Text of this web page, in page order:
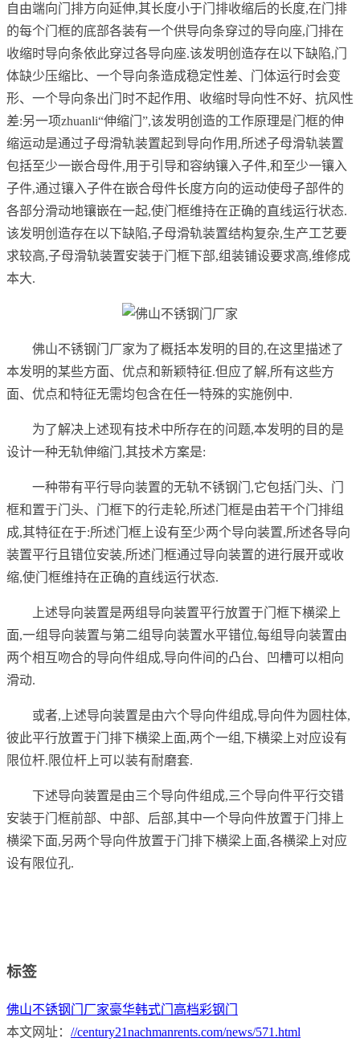
自由端向门排方向延伸,其长度小于门排收缩后的长度,在门排
的每个门框的底部各装有一个供导向条穿过的导向座,门排在
收缩时导向条依此穿过各导向座.该发明创造存在以下缺陷,门
体缺少压缩比、一个导向条造成稳定性差、门体运行时会变
形、一个导向条出门时不起作用、收缩时导向性不好、抗风性
差:另一项zhuanli“伸缩门”,该发明创造的工作原理是门框的伸
缩运动是通过子母滑轨装置起到导向作用,所述子母滑轨装置
包括至少一嵌合母件,用于引导和容纳镶入子件,和至少一镶入
子件,通过镶入子件在嵌合母件长度方向的运动使母子部件的
各部分滑动地镶嵌在一起,使门框维持在正确的直线运行状态.
该发明创造存在以下缺陷,子母滑轨装置结构复杂,生产工艺要
求较高,子母滑轨装置安装于门框下部,组装铺设要求高,维修成
本大.
佛山不锈钢门厂家为了概括本发明的目的,在这里描述了
本发明的某些方面、优点和新颖特征.但应了解,所有这些方
面、优点和特征无需均包含在任一特殊的实施例中.
为了解决上述现有技术中所存在的问题,本发明的目的是
设计一种无轨伸缩门,其技术方案是:
一种带有平行导向装置的无轨不锈钢门,它包括门头、门
框和置于门头、门框下的行走轮,所述门框是由若干个门排组
成,其特征在于:所述门框上设有至少两个导向装置,所述各导向
装置平行且错位安装,所述门框通过导向装置的进行展开或收
缩,使门框维持在正确的直线运行状态.
上述导向装置是两组导向装置平行放置于门框下横梁上
面,一组导向装置与第二组导向装置水平错位,每组导向装置由
两个相互吻合的导向件组成,导向件间的凸台、凹槽可以相向
滑动.
或者,上述导向装置是由六个导向件组成,导向件为圆柱体,
彼此平行放置于门排下横梁上面,两个一组,下横梁上对应设有
限位杆.限位杆上可以装有耐磨套.
下述导向装置是由三个导向件组成,三个导向件平行交错
安装于门框前部、中部、后部,其中一个导向件放置于门排上
横梁下面,另两个导向件放置于门排下横梁上面,各横梁上对应
设有限位孔.
标签
佛山不锈钢门厂家豪华韩式门 高档彩钢门
本文网址： //century21nachmanrents.com/news/571.html